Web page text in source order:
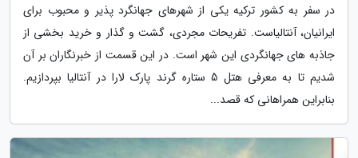
در سفر به کشور ترکیه یکی از شهرهای جهانگرد پذیر و محبوب برای
ایرانیان، آنتالیاست. تفریحات مجردی، گشت و گذار و خرید بخشی از
جاذبه های جهانگردی این شهر است. در این قسمت از خبرنگاران بر آن
شدیم تا به معرفی هتل 5 ستاره گرند پارک لارا در آنتالیا بپردازیم.
بنابراین همراهانی که قصد...